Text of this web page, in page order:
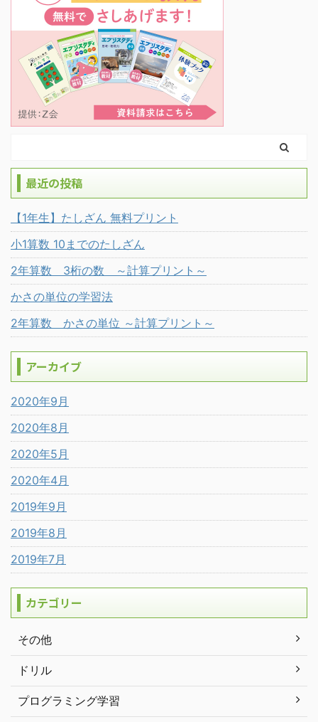
最近の投稿
【1年生】たしざん 無料プリント
小1算数 10までのたしざん
2年算数 3桁の数 ～計算プリント～
かさの単位の学習法
2年算数 かさの単位 ～計算プリント～
アーカイブ
2020年9月
2020年8月
2020年5月
2020年4月
2019年9月
2019年8月
2019年7月
カテゴリー
その他
ドリル
プログラミング学習